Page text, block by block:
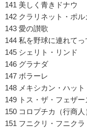
141 美しく青きドナウ
142 クラリネット・ポル
143 愛の讃歌
144 私を野球に連れてっ
145 シェリト・リンド
146 グラナダ
147 ボラーレ
148 メキシカン・ハット
149 トス・ザ・フェザー
150 コロプチカ（行商人
151 フニクリ・フニクラ